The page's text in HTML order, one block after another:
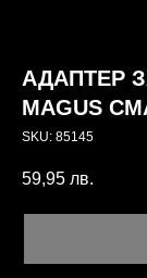
АДАПТЕР
MAGUS
SKU: 85145
59,95 лв.